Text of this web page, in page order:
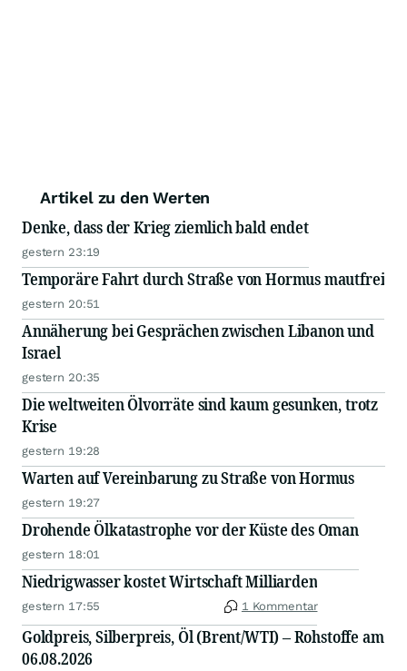
Artikel zu den Werten
Denke, dass der Krieg ziemlich bald endet
gestern 23:19
Temporäre Fahrt durch Straße von Hormus mautfrei
gestern 20:51
Annäherung bei Gesprächen zwischen Libanon und
Israel
gestern 20:35
Die weltweiten Ölvorräte sind kaum gesunken, trotz
Krise
gestern 19:28
Warten auf Vereinbarung zu Straße von Hormus
gestern 19:27
Drohende Ölkatastrophe vor der Küste des Oman
gestern 18:01
Niedrigwasser kostet Wirtschaft Milliarden
gestern 17:55 1 Kommentar
Goldpreis, Silberpreis, Öl (Brent/WTI) – Rohstoffe am
06.08.2026